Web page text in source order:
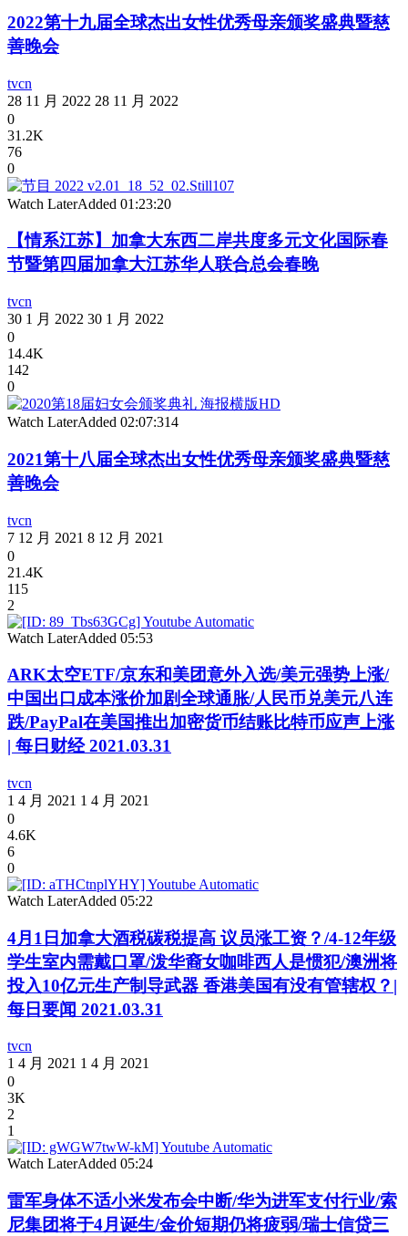
2022第十九届全球杰出女性优秀母亲颁奖盛典暨慈
善晚会
tvcn
28 11 月 2022 28 11 月 2022
0
31.2K
76
0
Watch LaterAdded 01:23:20
【情系江苏】加拿大东西二岸共度多元文化国际春
节暨第四届加拿大江苏华人联合总会春晚
tvcn
30 1 月 2022 30 1 月 2022
0
14.4K
142
0
Watch LaterAdded 02:07:314
2021第十八届全球杰出女性优秀母亲颁奖盛典暨慈
善晚会
tvcn
7 12 月 2021 8 12 月 2021
0
21.4K
115
2
Watch LaterAdded 05:53
ARK太空ETF/京东和美团意外入选/美元强势上涨/
中国出口成本涨价加剧全球通胀/人民币兑美元八连
跌/PayPal在美国推出加密货币结账比特币应声上涨
| 每日财经 2021.03.31
tvcn
1 4 月 2021 1 4 月 2021
0
4.6K
6
0
Watch LaterAdded 05:22
4月1日加拿大酒税碳税提高 议员涨工资？/4-12年级
学生室内需戴口罩/泼华裔女咖啡西人是惯犯/澳洲将
投入10亿元生产制导武器 香港美国有没有管辖权？|
每日要闻 2021.03.31
tvcn
1 4 月 2021 1 4 月 2021
0
3K
2
1
Watch LaterAdded 05:24
雷军身体不适小米发布会中断/华为进军支付行业/索
尼集团将于4月诞生/金价短期仍将疲弱/瑞士信贷三